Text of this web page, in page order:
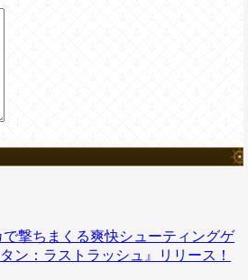
で撃ちまくる爽快シューティングゲ
ン：ラストラッシュ』リリース！